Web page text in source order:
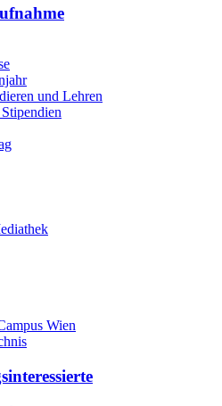
und Lehren
Wien